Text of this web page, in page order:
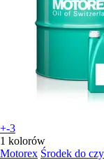
+-3
1 kolorów
Motorex Środek do